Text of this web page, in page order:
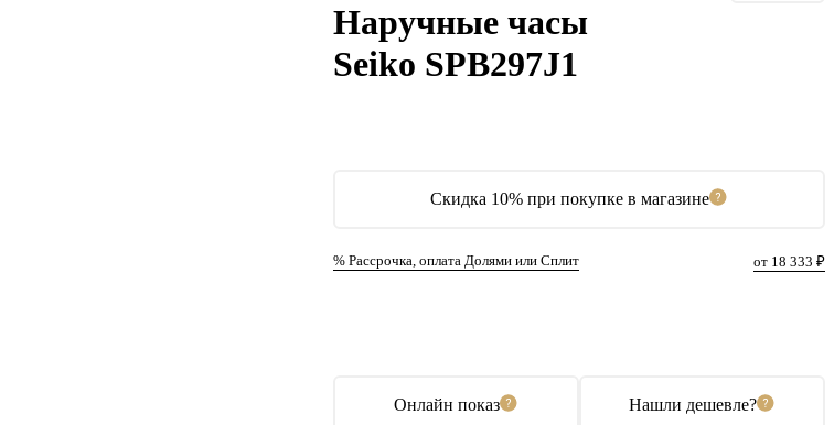
Скидка 10% при покупке в магазине
% Рассрочка, оплата Долями или Сплит от 18 333 ₽
Наручные часы
Seiko SPB297J1
Онлайн показ Нашли дешевле?